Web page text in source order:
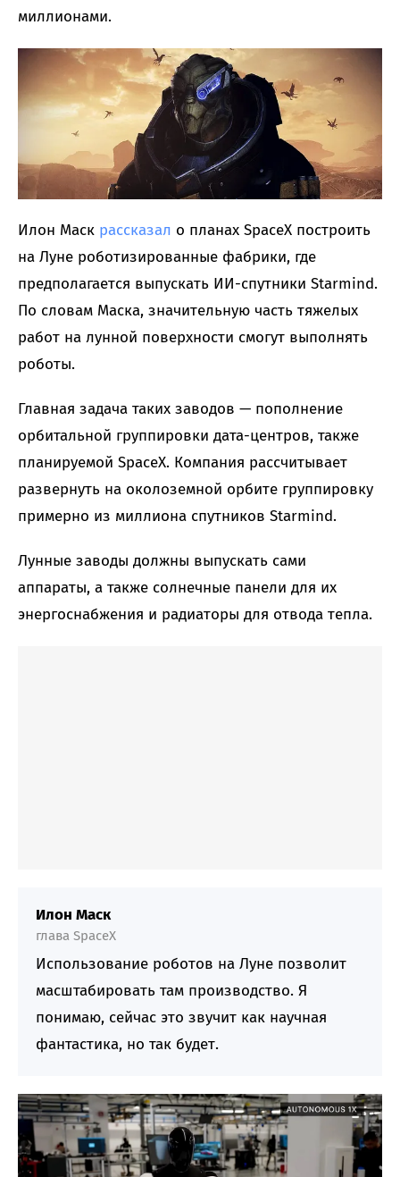
миллионами.
Илон Маск рассказал о планах SpaceX построить
на Луне роботизированные фабрики, где
предполагается выпускать ИИ-спутники Starmind.
По словам Маска, значительную часть тяжелых
работ на лунной поверхности смогут выполнять
роботы.
Главная задача таких заводов — пополнение
орбитальной группировки дата-центров, также
планируемой SpaceX. Компания рассчитывает
развернуть на околоземной орбите группировку
примерно из миллиона спутников Starmind.
Лунные заводы должны выпускать сами
аппараты, а также солнечные панели для их
энергоснабжения и радиаторы для отвода тепла.
Илон Маск
глава SpaceX
Использование роботов на Луне позволит
масштабировать там производство. Я
понимаю, сейчас это звучит как научная
фантастика, но так будет.